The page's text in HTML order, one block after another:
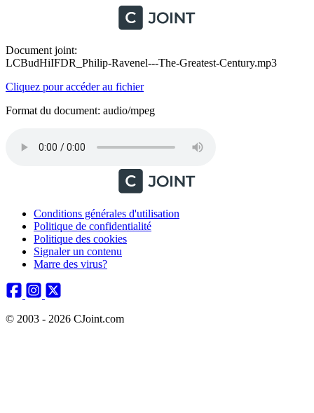
Document joint:
LCBudHiIFDR_Philip-Ravenel---The-Greatest-Century.mp3
Cliquez pour accéder au fichier
Format du document: audio/mpeg
Conditions générales d'utilisation
Politique de confidentialité
Politique des cookies
Signaler un contenu
Marre des virus?
© 2003 - 2026 CJoint.com